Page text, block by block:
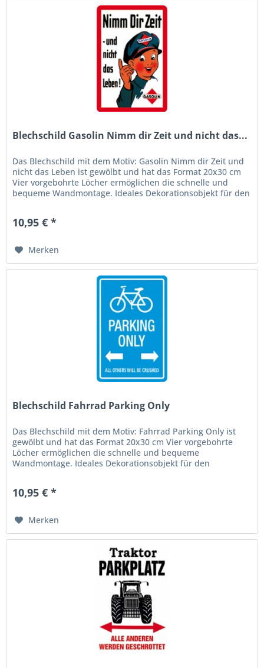
Blechschild Gasolin Nimm dir Zeit und nicht das...
Das Blechschild mit dem Motiv: Gasolin Nimm dir Zeit und
nicht das Leben ist gewölbt und hat das Format 20x30 cm
Vier vorgebohrte Löcher ermöglichen die schnelle und
bequeme Wandmontage. Ideales Dekorationsobjekt für den
10,95 € *
Merken
Blechschild Fahrrad Parking Only
Das Blechschild mit dem Motiv: Fahrrad Parking Only ist
gewölbt und hat das Format 20x30 cm Vier vorgebohrte
Löcher ermöglichen die schnelle und bequeme
Wandmontage. Ideales Dekorationsobjekt für den
10,95 € *
Merken